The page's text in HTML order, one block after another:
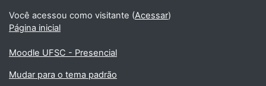
Você acessou como visitante (Acessar)
Página inicial
Moodle UFSC - Presencial
Mudar para o tema padrão